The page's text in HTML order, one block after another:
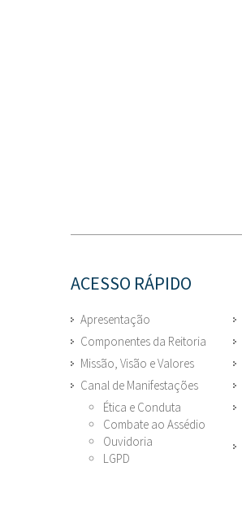
ACESSO RÁPIDO
Apresentação
Componentes da Reitoria
Missão, Visão e Valores
Canal de Manifestações
Ética e Conduta
Combate ao Assédio
Ouvidoria
LGPD